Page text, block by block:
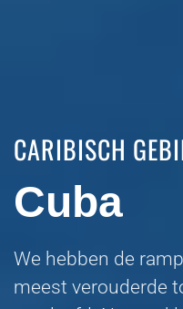
CARIBISCH
Cuba
We hebben de
meest verouderde